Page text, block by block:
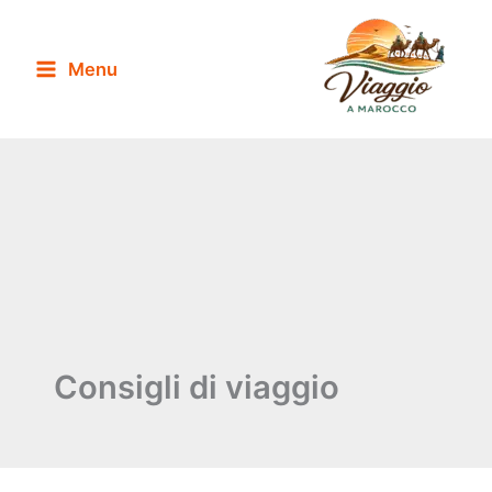
contenutoMenu
Consigli di viaggio